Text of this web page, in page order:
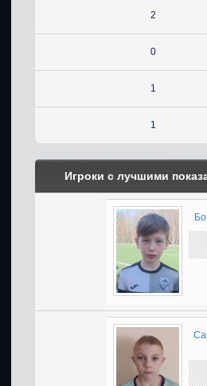
2
0
1
1
Игроки с лучшими